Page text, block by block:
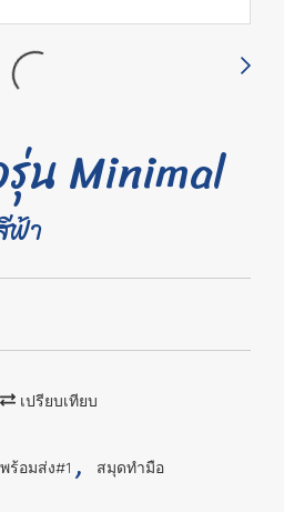
น Minimal
ฟ้า
เปรียบเทียบ
อมส่ง#1 , สมุดทำมือ